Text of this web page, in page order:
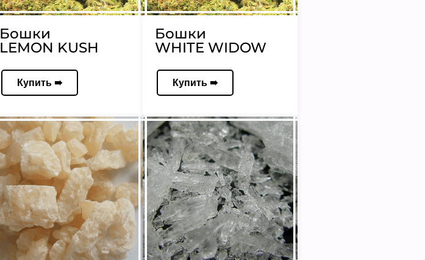
Бошки
LEMON KUSH
Купить ➠
Бошки
WHITE WIDOW
Купить ➠